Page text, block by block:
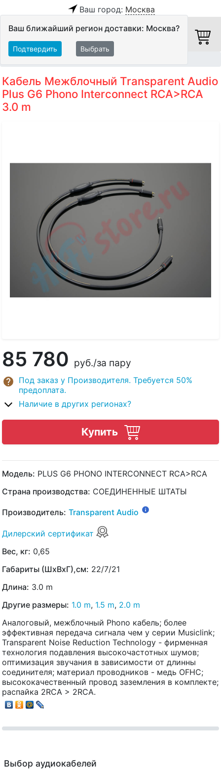
Ваш город: Москва
Ваш ближайший регион доставки: Москва?
Подтвердить Выбрать
Кабель Межблочный Transparent Audio
Plus G6 Phono Interconnect RCA>RCA
3.0 m
85 780 руб./за пару
Под заказ у Производителя. Требуется 50%
предоплата.
Наличие в других регионах?
Купить
Модель: PLUS G6 PHONO INTERCONNECT RCA>RCA
Страна производства: СОЕДИНЕННЫЕ ШТАТЫ
Производитель: Transparent Audio
Дилерский сертификат
Вес, кг: 0,65
Габариты (ШхВхГ),см: 22/7/21
Длина: 3.0 m
Другие размеры: 1.0 m, 1.5 m, 2.0 m
Аналоговый, межблочный Phono кабель; более
эффективная передача сигнала чем у серии Musiclink;
Transparent Noise Reduction Technology - фирменная
технология подавления высокочастотных шумов;
оптимизация звучания в зависимости от длинны
соединителя; материал проводников - медь OFHC;
высококачественный провод заземления в комплекте;
распайка 2RCA > 2RCA.
Выбор аудиокабелей